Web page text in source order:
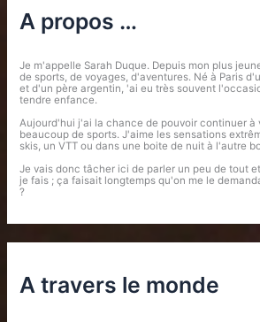
A propos …
Je m'appelle Sarah Duque. Depuis mon plus
de sports, de voyages, d'aventures. Né à Paris
et d'un père argentin, 'ai eu très souvent
tendre enfance.
Aujourd'hui j'ai la chance de pouvoir continuer à
beaucoup de sports. J'aime les sensations
skis, un VTT ou dans une boite de nuit à l'autre
Je vais donc tâcher ici de parler un peu de tout
je fais ; ça faisait longtemps qu'on me le
?
A travers le monde